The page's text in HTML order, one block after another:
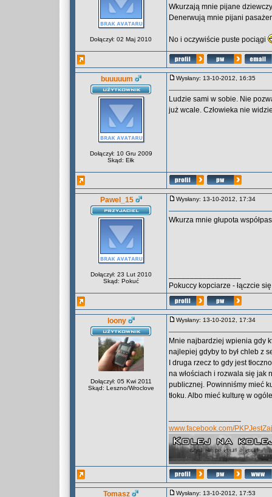
Dołączył: 02 Maj 2010
Wkurzają mnie pijane
Denerwują mnie pijani
No i oczywiście puste pociągi
buuuuum
Dołączył: 10 Gru 2009
Skąd: Ełk
Wysłany: 13-10-2012, 16:35
Ludzie sami w sobie. Nie
już wcale. Człowieka nie
Pawel_15
Dołączył: 23 Lut 2010
Skąd: Pokuć
Wysłany: 13-10-2012, 17:34
Wkurza mnie głupota
Pokuccy kopciarze - łączcie
loony
Dołączył: 05 Kwi 2011
Skąd: Leszno/Wroclove
Wysłany: 13-10-2012, 17:34
Mnie najbardziej wpienia gdy
najlepiej gdyby to był chleb z
I druga rzecz to gdy jest
na włościach i rozwala się jak
publicznej. Powinniśmy mieć
tłoku. Albo mieć kulturę w
www.facebook.com/
Tomasz Wysłany: 13-10-2012, 17:53